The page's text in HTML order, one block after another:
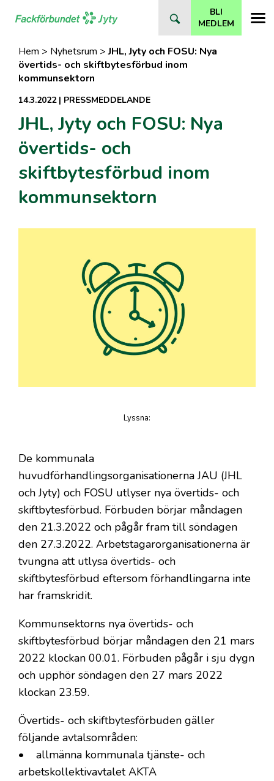
BLI
MEDLEM
Hem > Nyhetsrum >JHL, Jyty och FOSU: Nya
övertids- och skiftbytesförbud inom
kommunsektorn
14.3.2022| PRESSMEDDELANDE
JHL, Jyty och FOSU: Nya
övertids- och
skiftbytesförbud inom
kommunsektorn
Lyssna:
​De kommunala
huvudförhandlingsorganisationerna JAU (JHL
och Jyty) och FOSU utlyser nya övertids- och
skiftbytesförbud. Förbuden börjar måndagen
den 21.3.2022 och pågår fram till söndagen
den 27.3.2022. Arbetstagarorganisationerna är
tvungna att utlysa övertids- och
skiftbytesförbud eftersom förhandlingarna inte
har framskridit.
Kommunsektorns nya övertids- och
skiftbytesförbud börjar måndagen den 21 mars
2022 klockan 00.01. Förbuden pågår i sju dygn
och upphör söndagen den 27 mars 2022
klockan 23.59.
Övertids- och skiftbytesförbuden gäller
följande avtalsområden:
• allmänna kommunala tjänste- och
arbetskollektivavtalet AKTA